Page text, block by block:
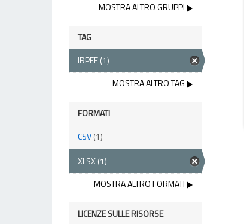
MOSTRA ALTRO GRUPPI
TAG
IRPEF(1)
MOSTRA ALTRO TAG
FORMATI
CSV(1)
XLSX(1)
MOSTRA ALTRO FORMATI
LICENZE SULLE RISORSE